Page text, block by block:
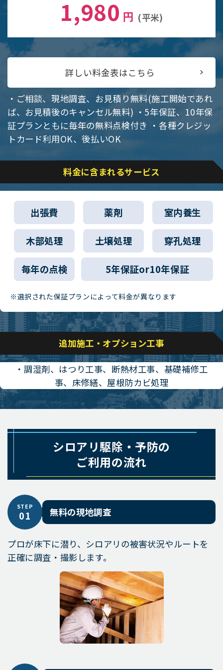
1,980 円 (平米)
詳しい料金表はこちら
・ご相談、現地調査、お見積り無料(施工開始であれ
ば、お見積後のキャンセル無料)・5年保証、10年保
証プランともに毎年の無料点検付き ・各種クレジッ
トカード利用OK、後払いOK
料金に含まれるサービス
出張費 薬剤 室内養生
木部処理 土壌処理 穿孔処理
毎年の点検 5年保証or10年保証
※選択された保証プランによって料金が異なります
追加施工・オプション工事
・調湿剤、はつり工事、断熱材工事、基礎補修工
事、床修繕、屋根防カビ処理
シロアリ駆除・予防の
ご利用の流れ
STEP
01 無料の現地調査
プロが床下に潜り、シロアリの被害状況やルートを
正確に調査・撮影します。